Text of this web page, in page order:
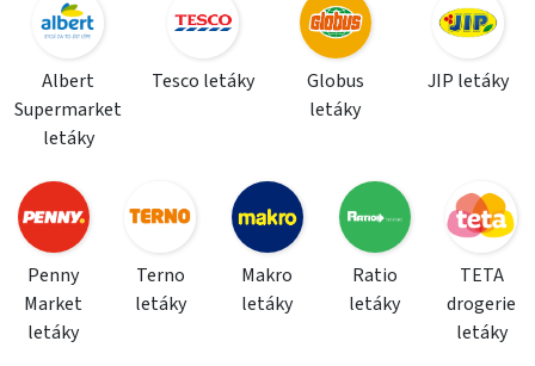
Albert
Supermarket
letáky
Tesco letáky
Globus
letáky
JIP letáky
Penny
Market
letáky
Terno
letáky
Makro
letáky
Ratio
letáky
TETA
drogerie
letáky